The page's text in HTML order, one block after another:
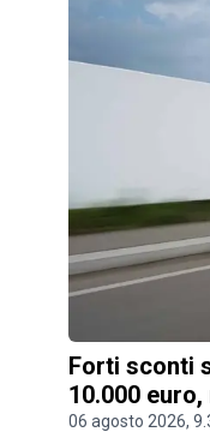
Forti sconti
10.000
06 agosto 2026,